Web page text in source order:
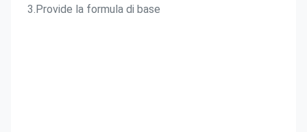
3.Provide la formula di base